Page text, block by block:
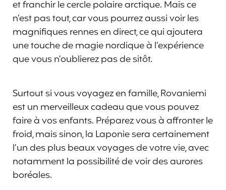
et franchir le cercle polaire arctique. Mais ce
n’est pas tout, car vous pourrez aussi voir les
magnifiques rennes en direct, ce qui ajoutera
une touche de magie nordique à l’expérience
que vous n’oublierez pas de sitôt.
Surtout si vous voyagez en famille, Rovaniemi
est un merveilleux cadeau que vous pouvez
faire à vos enfants. Préparez vous à affronter le
froid, mais sinon, la Laponie sera certainement
l’un des plus beaux voyages de votre vie, avec
notamment la possibilité de voir des aurores
boréales.